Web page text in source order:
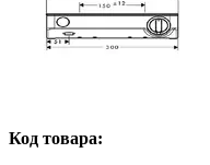
Код товара: